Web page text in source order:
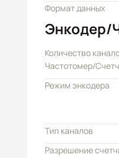
Формат данных
Энкодер/
Количество
Частотомер/
Режим энкодера
Тип каналов
Разрешение